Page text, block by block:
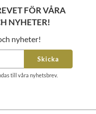
FÖR VÅRA
NYHETER!
nyheter!
Skicka
till våra nyhetsbrev.